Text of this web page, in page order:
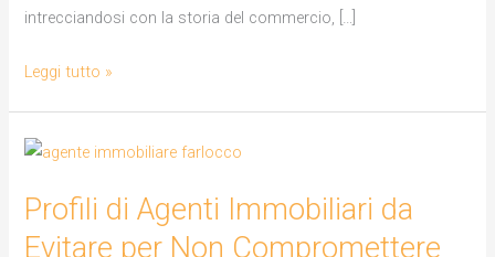
intrecciandosi con la storia del commercio, […]
Leggi tutto »
Profili di Agenti Immobiliari da
Evitare per Non Compromettere
Profili
Agenti
Immobiliari